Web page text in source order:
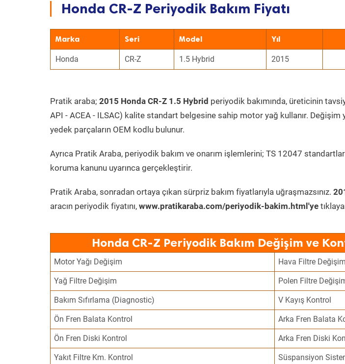
Honda CR-Z Periyodik Bakım Fiyatı
Marka Seri Model Yıl
Honda CR-Z 1.5 Hybrid 2015
Pratik araba; 2015 Honda CR-Z 1.5 Hybrid periyodik bakımında, üreticinin
API - ACEA - ILSAC) kalite standart belgesine sahip motor yağ kullanır.
yedek parçaların OEM kodlu bulunur.
Ayrıca Pratik Araba, periyodik bakım ve onarım işlemlerini; TS 12047
koruma kanunu uyarınca gerçekleştirir.
Pratik Araba, sonradan ortaya çıkan sürpriz bakım fiyatlarıyla uğraşmazsınız.
aracın periyodik fiyatını, www.pratikaraba.com/periyodik-bakim.html'ye
Honda CR-Z Periyodik Bakım Değişim ve
Motor Yağı Değişim Hava Filtre Değişim
Yağ Filtre Değişim Polen Filtre
Bakım Sıfırlama (Diagnostic) V Kayış Kontrol
Ön Fren Balata Kontrol Arka Fren Balata
Ön Fren Diski Kontrol Arka Fren Diski
Yakıt Filtre Km. Kontrol Süspansiyon